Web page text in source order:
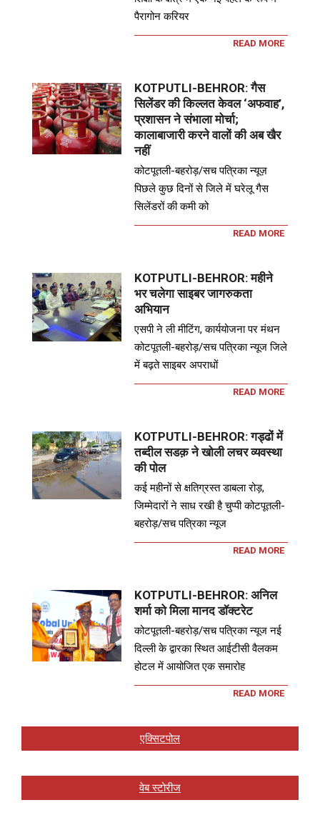
पैरागोन करियर
READ MORE
KOTPUTLI-BEHROR: गैस
सिलेंडर की किल्लत केवल ‘अफवाह’,
प्रशासन ने संभाला मोर्चा;
कालाबाजारी करने वालों की अब खैर
नहीं
कोटपूतली-बहरोड़/सच पत्रिका न्यूज़
पिछले कुछ दिनों से जिले में घरेलू गैस
सिलेंडरों की कमी को
READ MORE
KOTPUTLI-BEHROR: महीने
भर चलेगा साइबर जागरुकता
अभियान
एसपी ने ली मीटिंग, कार्ययोजना पर मंथन
कोटपूतली-बहरोड़/सच पत्रिका न्यूज जिले
में बढ़ते साइबर अपराधों
READ MORE
KOTPUTLI-BEHROR: गड्ढों में
तब्दील सडक़ ने खोली लचर व्यवस्था
की पोल
कई महीनों से क्षतिग्रस्त डाबला रोड़,
जिम्मेदारों ने साध रखी है चुप्पी कोटपूतली-
बहरोड़/सच पत्रिका न्यूज
READ MORE
KOTPUTLI-BEHROR: अनिल
शर्मा को मिला मानद डॉक्टरेट
कोटपूतली-बहरोड़/सच पत्रिका न्यूज नई
दिल्ली के द्वारका स्थित आईटीसी वैलकम
होटल में आयोजित एक समारोह
READ MORE
एक्सिटपोल
वेब स्टोरीज